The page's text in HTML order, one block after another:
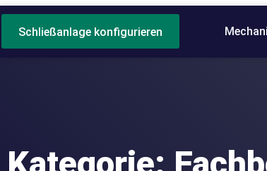
Schließanlage konfigurieren